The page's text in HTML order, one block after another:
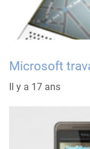
Microsoft
Il y a 17 ans